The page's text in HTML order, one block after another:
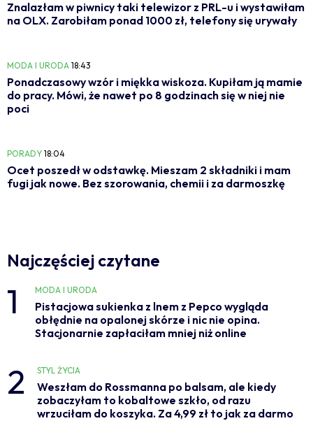
Znalazłam w piwnicy taki telewizor z PRL-u i wystawiłam
na OLX. Zarobiłam ponad 1000 zł, telefony się urywały
MODA I URODA 18:43
Ponadczasowy wzór i miękka wiskoza. Kupiłam ją mamie
do pracy. Mówi, że nawet po 8 godzinach się w niej nie
poci
PORADY 18:04
Ocet poszedł w odstawkę. Mieszam 2 składniki i mam
fugi jak nowe. Bez szorowania, chemii i za darmoszkę
Najczęściej czytane
1 MODA I URODA
Pistacjowa sukienka z lnem z Pepco wygląda
obłędnie na opalonej skórze i nic nie opina.
Stacjonarnie zapłaciłam mniej niż online
2 STYL ŻYCIA
Weszłam do Rossmanna po balsam, ale kiedy
zobaczyłam to kobaltowe szkło, od razu
wrzuciłam do koszyka. Za 4,99 zł to jak za darmo